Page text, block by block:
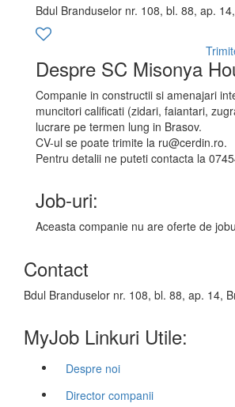
Bdul Branduselor nr. 108, bl. 88, ap.
Despre SC Misonya
Companie in constructii si amenajari
muncitori calificati (zidari, faiantari,
lucrare pe termen lung in Brasov.
CV-ul se poate trimite la ru@cerdin.ro.
Pentru detalii ne puteti contacta la
Job-uri:
Aceasta companie nu are oferte de
Contact
Bdul Branduselor nr. 108, bl. 88, ap. 14,
MyJob Linkuri Utile:
Despre noi
Director companii